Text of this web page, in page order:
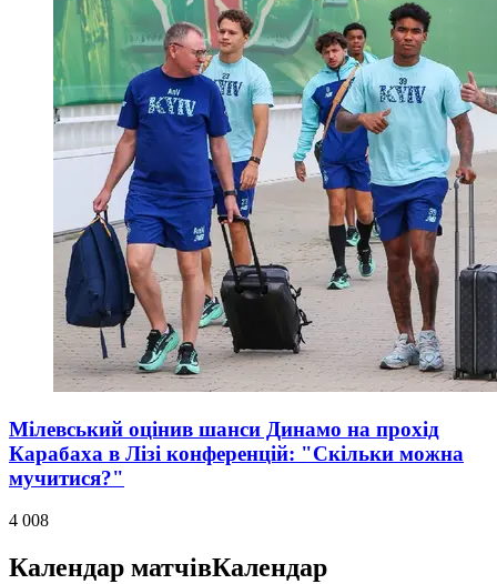
Мілевський оцінив шанси Динамо на прохід
Карабаха в Лізі конференцій: "Скільки можна
мучитися?"
4 008
Календар матчівКалендар